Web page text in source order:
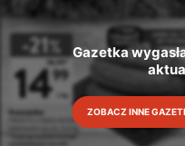
Gazetka
ZOBACZ INNE